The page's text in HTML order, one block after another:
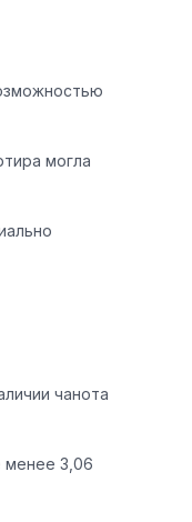
могла
чанота
менее 3,06